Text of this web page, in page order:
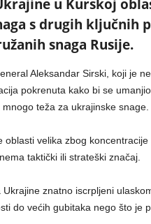
u Kurskoj
s drugih ključnih
snaga Rusije.
Aleksandar Sirski, koji je
pokrenuta kako bi se
teža za ukrajinske snage.
oblasti velika zbog
taktički ili strateški značaj.
znatno iscrpljeni
do većih gubitaka nego što je